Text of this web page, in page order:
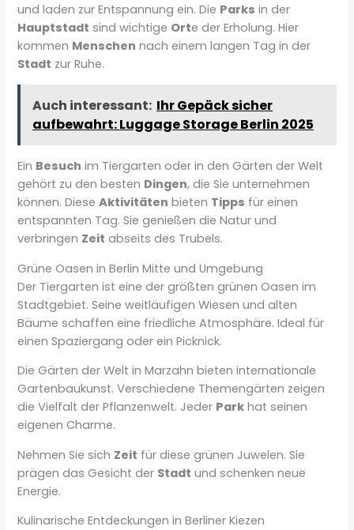
und laden zur Entspannung ein. Die Parks in der
Hauptstadt sind wichtige Orte der Erholung. Hier
kommen Menschen nach einem langen Tag in der
Stadt zur Ruhe.
Auch interessant: Ihr Gepäck sicher
aufbewahrt: Luggage Storage Berlin 2025
Ein Besuch im Tiergarten oder in den Gärten der Welt
gehört zu den besten Dingen, die Sie unternehmen
können. DieseAktivitäten bieten Tipps für einen
entspannten Tag. Sie genießen die Natur und
verbringen Zeit abseits des Trubels.
Grüne Oasen in Berlin Mitte und Umgebung
Der Tiergarten ist eine der größten grünen Oasen im
Stadtgebiet. Seine weitläufigen Wiesen und alten
Bäume schaffen eine friedliche Atmosphäre. Ideal für
einen Spaziergang oder ein Picknick.
Die Gärten der Welt in Marzahn bieten internationale
Gartenbaukunst. Verschiedene Themengärten zeigen
die Vielfalt der Pflanzenwelt. Jeder Park hat seinen
eigenen Charme.
Nehmen Sie sich Zeit für diese grünen Juwelen. Sie
prägen das Gesicht der Stadt und schenken neue
Energie.
Kulinarische Entdeckungen in Berliner Kiezen